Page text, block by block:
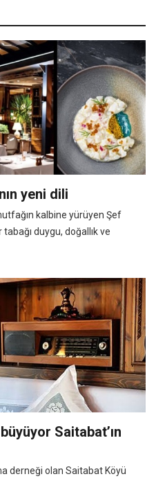
yeni dili
kalbine yürüyen Şef
duygu, doğallık ve
Saitabat’ın
derneği olan Saitabat Köyü